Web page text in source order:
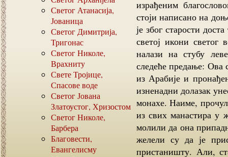
Светог Атанасија,
Јованица
Светог Димитрија,
Тригонас
Светог Николе,
Врахниту
Свете Тројице,
Спасове воде
Светог Јована
Златоустог, Хризостом
Светог Николе,
Барбера
Благовести,
Евангелисму
израђеним
стоји написано на
је због старости
светој икони светог
налази на стубу
следеће предање: Ова
из Арабије и
изненадни долазак
монахе. Наиме,
из свих манастира у
молили да она
желели су да је
пристаништу. Али,